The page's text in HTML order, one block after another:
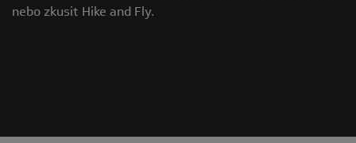
nebo zkusit Hike and Fly.